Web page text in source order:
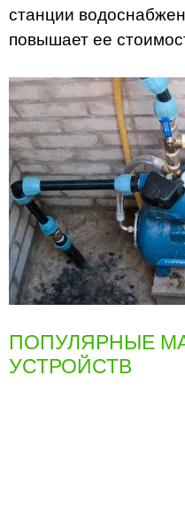
станции
повышает ее
ПОПУЛЯРНЫЕ
УСТРОЙСТВ